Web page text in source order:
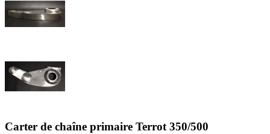
Carter de chaîne primaire Terrot 350/500